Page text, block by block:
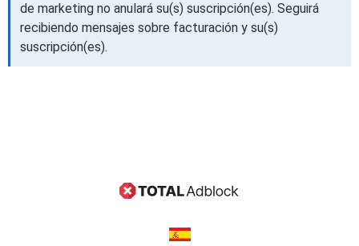
de marketing no anulará su(s) suscripción(es). Seguirá
recibiendo mensajes sobre facturación y su(s)
suscripción(es).